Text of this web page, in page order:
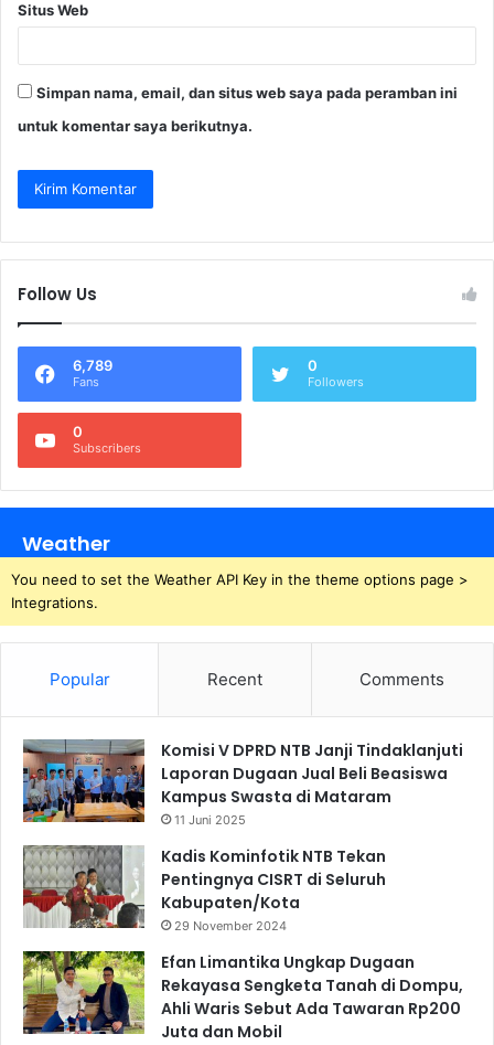
Situs Web
Simpan nama, email, dan situs web saya pada peramban ini
untuk komentar saya berikutnya.
Follow Us
6,789
Fans
0
Followers
0
Subscribers
Weather
You need to set the Weather API Key in the theme options page >
Integrations.
Popular Recent Comments
Komisi V DPRD NTB Janji Tindaklanjuti
Laporan Dugaan Jual Beli Beasiswa
Kampus Swasta di Mataram
11 Juni 2025
Kadis Kominfotik NTB Tekan
Pentingnya CISRT di Seluruh
Kabupaten/Kota
29 November 2024
Efan Limantika Ungkap Dugaan
Rekayasa Sengketa Tanah di Dompu,
Ahli Waris Sebut Ada Tawaran Rp200
Juta dan Mobil